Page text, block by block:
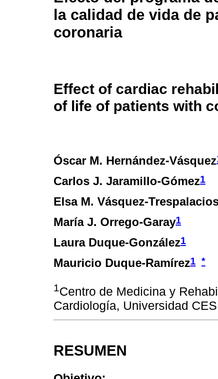
la calidad de vida de
coronaria
Effect of cardiac
of life of patients with
Óscar M. Hernández-Vásquez
Carlos J. Jaramillo-Gómez1
Elsa M. Vásquez-
María J. Orrego-Garay1
Laura Duque-González1
Mauricio Duque-Ramírez1 *
1Centro de Medicina y
Cardiología, Universidad
RESUMEN